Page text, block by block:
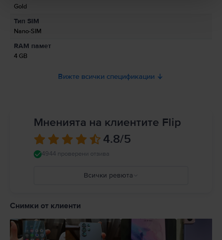
Информация относно предупрежденията за безопасност
свързани с продукта.
Gold
Тип SIM
Nano-SIM
RAM памет
4 GB
Вижте всички спецификации
Мненията на клиентите Flip
4.8/5
4944 проверени отзива
Всички ревюта
2
Снимки от клиенти